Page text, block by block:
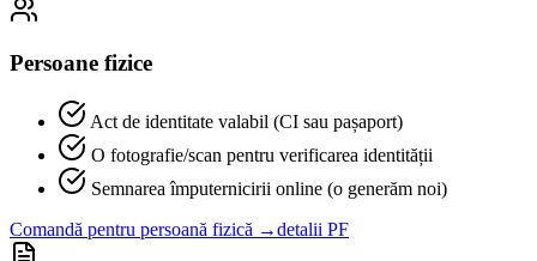
Persoane fizice
Act de identitate valabil (CI sau pașaport)
O fotografie/scan pentru verificarea identității
Semnarea împuternicirii online (o generăm noi)
Comandă pentru persoană fizică →detalii PF